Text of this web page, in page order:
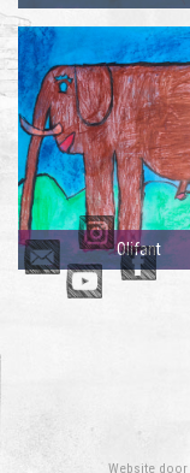
Olifant
Website door